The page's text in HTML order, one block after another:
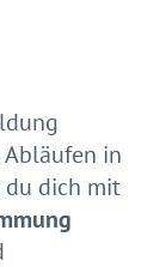
in
du dich mit